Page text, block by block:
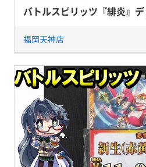
バトルスピリッツ『緋炎』
福岡天神店